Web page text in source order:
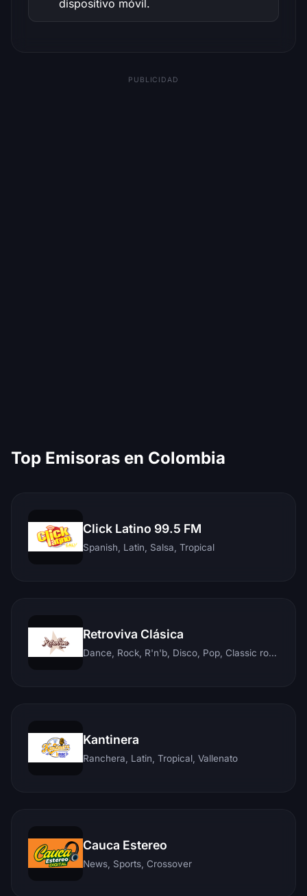
dispositivo móvil.
PUBLICIDAD
Top Emisoras en Colombia
Click Latino 99.5 FM
Spanish, Latin, Salsa, Tropical
Retroviva Clásica
Dance, Rock, R'n'b, Disco, Pop, Classic rock, Techno, Reggae
Kantinera
Ranchera, Latin, Tropical, Vallenato
Cauca Estereo
News, Sports, Crossover